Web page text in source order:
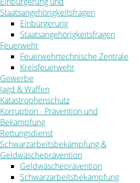
Staatsangehörigkeitsfragen
Einbürgerung
Staatsangehörigkeitsfragen
Feuerwehr
Feuerwehrtechnische Zentrale
Kreisfeuerwehr
Gewerbe
Jagd & Waffen
Katastrophenschutz
Korruption - Prävention und
Bekämpfung
Rettungsdienst
Schwarzarbeitsbekämpfung &
Geldwäscheprävention
Geldwäscheprävention
Schwarzarbeitsbekämpfung